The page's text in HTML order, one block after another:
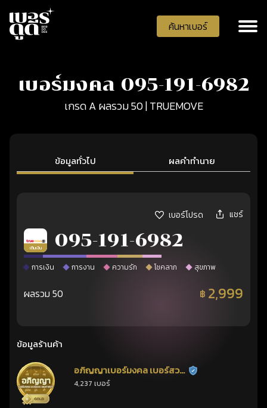
ค้นหาเบอร์
เบอร์มงคล 095-191-6982
เกรด A ผลรวม 50 | TRUEMOVE
ข้อมูลทั่วไป ผลคำทำนาย
เบอร์โปรด แชร์
เติมเงิน 095-191-6982
การเงิน การงาน ความรัก โชคลาภ สุขภาพ
ผลรวม 50 ฿ 2,999
ข้อมูลร้านค้า
อภิญญาเบอร์มงคล เบอร์สวย
เลขศาสตร์
ร้านยืนยันแล้ว
4,237 เบอร์